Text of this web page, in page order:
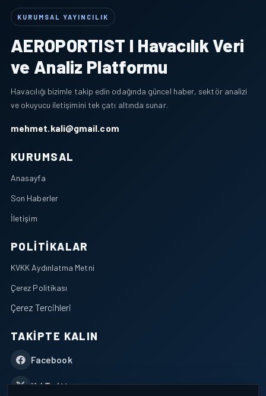
KURUMSAL YAYINCILIK
AEROPORTIST I Havacılık Veri
ve Analiz Platformu
Havacılığı bizimle takip edin odağında güncel haber, sektör analizi
ve okuyucu iletişimini tek çatı altında sunar.
mehmet.kali@gmail.com
KURUMSAL
Anasayfa
Son Haberler
İletişim
POLITIKALAR
KVKK Aydınlatma Metni
Çerez Politikası
Çerez Tercihleri
TAKIPTE KALIN
Facebook
X / Twitter